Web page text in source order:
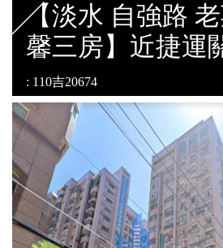
【淡水 自強路
馨三房】近捷運
: 110吉20674